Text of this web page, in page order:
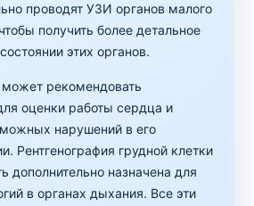
проводят УЗИ органов малого
получить более детальное
этих органов.
рекомендовать
оценки работы сердца и
нарушений в его
Рентгенография грудной клетки
дополнительно назначена для
в органах дыхания. Все эти